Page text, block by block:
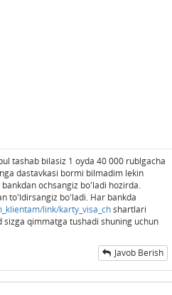
tashab bilasiz 1 oyda 40 000 rublgacha
dastavkasi bormi bilmadim lekin
ochsangiz bo'ladi hozirda.
to'ldirsangiz bo'ladi. Har bankda
link/karty_visa_chshartlari
qimmatga tushadi shuning uchun
Javob Berish